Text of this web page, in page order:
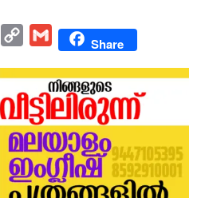
WhatsAppCopy
Gmail Share